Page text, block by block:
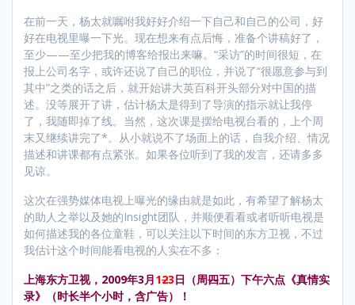
在前一天，杨太就嘱咐我好好介绍一下自己和自己的公司，好
好在电视里曝一下光。现在想来有点后悔，准备个讲稿好了，
至少——至少把我的博客给报出来嘛。“采访”的时间很短，在
报上公司名字，或许还说了自己的职位，并说了“很愿意参与到
其中”之类的话之后，就开始讲大英百科开头部分对中国的描
述。没等展开了讲，估计杨太是得到了导演的指示就让我停
了，我随即掉了线。当然，这次课是摆给电视台看的，上个周
末又继续讲完了*。从小就说不了场面上的话，自我介绍、情况
描述和讲课都有点紧张。如果各位听到了我的发言，还请多多
见谅。
这次在强势媒体电视上曝光的缘由就是如此，有希望了解杨太
的助人之举以及她的Insight团队，并顺便看看或者听听电视是
如何描述我的各位童鞋，可以关注以下时间的东方卫视，不过
我估计这个时间能看电视的人实在不多：
上海东方卫视，2009年3月123日（周四五）下午六点《真情实
录》（时长半个小时，含广告）！